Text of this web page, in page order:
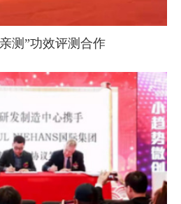
测”功效评测合作